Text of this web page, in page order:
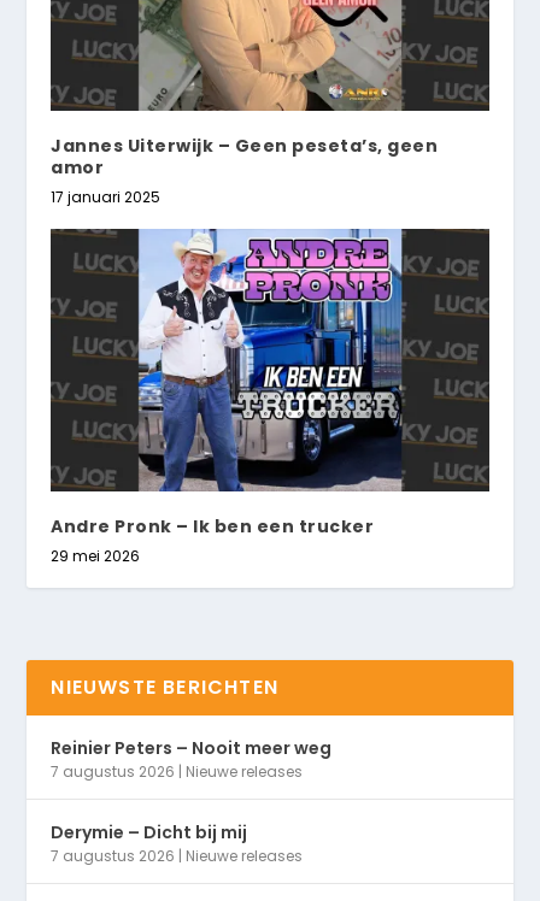
Jannes Uiterwijk – Geen peseta’s, geen
amor
17 januari 2025
Andre Pronk – Ik ben een trucker
29 mei 2026
NIEUWSTE BERICHTEN
Reinier Peters – Nooit meer weg
7 augustus 2026 | Nieuwe releases
Derymie – Dicht bij mij
7 augustus 2026 | Nieuwe releases